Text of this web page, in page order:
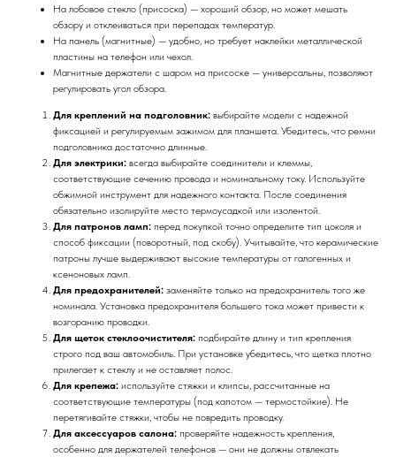
На лобовое стекло (присоска) — хороший обзор, но может мешать
обзору и отклеиваться при перепадах температур.
На панель (магнитные) — удобно, но требует наклейки металлической
пластины на телефон или чехол.
Магнитные держатели с шаром на присоске — универсальны, позволяют
регулировать угол обзора.
Для креплений на подголовник: выбирайте модели с надежной
фиксацией и регулируемым зажимом для планшета. Убедитесь, что ремни
подголовника достаточно длинные.
Для электрики: всегда выбирайте соединители и клеммы,
соответствующие сечению провода и номинальному току. Используйте
обжимной инструмент для надежного контакта. После соединения
обязательно изолируйте место термоусадкой или изолентой.
Для патронов ламп: перед покупкой точно определите тип цоколя и
способ фиксации (поворотный, под скобу). Учитывайте, что керамические
патроны лучше выдерживают высокие температуры от галогенных и
ксеноновых ламп.
Для предохранителей: заменяйте только на предохранитель того же
номинала. Установка предохранителя большего тока может привести к
возгоранию проводки.
Для щеток стеклоочистителя: подбирайте длину и тип крепления
строго под ваш автомобиль. При установке убедитесь, что щетка плотно
прилегает к стеклу и не оставляет полос.
Для крепежа: используйте стяжки и клипсы, рассчитанные на
соответствующие температуры (под капотом — термостойкие). Не
перетягивайте стяжки, чтобы не повредить проводку.
Для аксессуаров салона: проверяйте надежность крепления,
особенно для держателей телефонов — они не должны отвлекать